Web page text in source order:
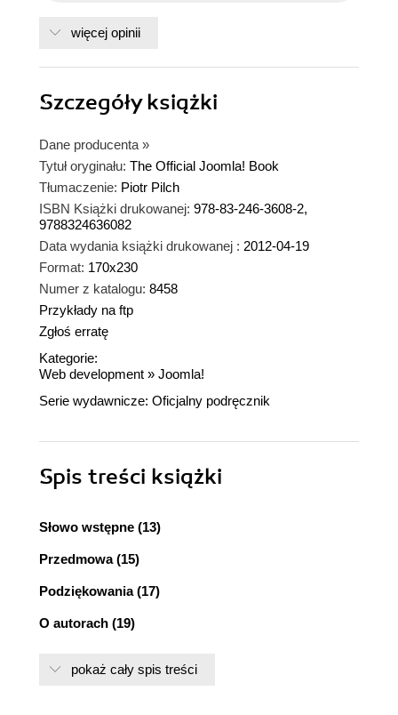
więcej opinii
Szczegółyksiążki
Dane producenta »
Tytuł oryginału: The Official Joomla! Book
Tłumaczenie: Piotr Pilch
ISBN Książki drukowanej: 978-83-246-3608-2,
9788324636082
Data wydania książki drukowanej : 2012-04-19
Format: 170x230
Numer z katalogu: 8458
Przykłady na ftp
Zgłoś erratę
Kategorie:
Web development » Joomla!
Serie wydawnicze: Oficjalny podręcznik
Spis treści książki
Słowo wstępne (13)
Przedmowa (15)
Podziękowania (17)
O autorach (19)
Historia systemu Joomla! w skrócie (21)
pokaż cały spis treści